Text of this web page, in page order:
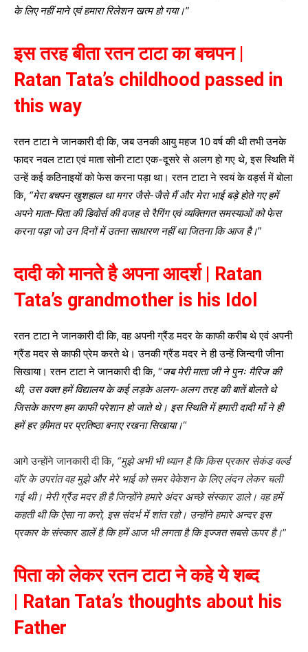
के लिए नहीं माने एवं हमारा रिलेशन खत्म हो गया।”
इस तरह बीता रतन टाटा का बचपन |
Ratan Tata’s childhood passed in
this way
रतन टाटा ने जानकारी दी कि, जब उनकी आयु महज 10 वर्ष की थी तभी उनके
फादर नवल टाटा एवं माता सोनी टाटा एक-दूसरे से अलग हो गए थे, इस स्थिति में
उन्हें कई कठिनाइयों को फेस करना पड़ा था। रतन टाटा ने स्वयं के वर्ड्स में बोला
कि, “मेरा बचपन खुशहाल था मगर जैसे-जैसे मैं और मेरा भाई बड़े होते गए हमें
अपने माता-पिता की डिवोर्स की वजह से रैगिंग एवं व्यक्तिगत समस्याओं को फेस
करना पड़ा जो उन दिनों में उतना साधारण नहीं था जितना कि आज है।”
दादी को मानते है अपना आदर्श | Ratan
Tata’s grandmother is his Idol
रतन टाटा ने जानकारी दी कि, वह अपनी ग्रैंड मदर के काफी करीब थे एवं अपनी
ग्रैंड मदर से काफी प्रेम करते थे। उनकी ग्रैंड मदर ने ही उन्हें जिन्दगी जीना
सिखाया। रतन टाटा ने जानकारी दी कि, “जब मेरी माता जी ने पुनः मैरिज की
थी, उस वक्त हमें विद्यालय के कई लड़के अलग-अलग तरह की बातें बोलते थे
जिसके कारण हम काफी परेशान हो जाते थे। इस स्थिति में हमारी दादी माँ ने ही
हमें हर क़ीमत पर प्रतिष्ठा बनाए रखना सिखाया।“
आगे उन्होंने जानकारी दी कि, “मुझे अभी भी ध्यान है कि किस प्रकार सेकंड वर्ल्ड
वॉर के उपरांत वह मुझे और मेरे भाई को समर वेकेशन के लिए लंदन लेकर चली
गई थी। मेरी ग्रैंड मदर ही है जिन्होंने हमारे अंदर अच्छे संस्कार डाले। वह हमें
कहती थी कि ऐसा ना करो, इस संदर्भ में शांत रहो। उन्होंने हमारे अन्दर इस
प्रकार के संस्कार डालें है कि हमें आज भी लगता है कि इज्जत सबसे ऊपर है।”
पिता को लेकर रतन टाटा ने कहे ये शब्द
| Ratan Tata’s thoughts about his
Father